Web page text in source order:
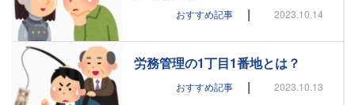
おすすめ記事 | 2023.10.14
労務管理の1丁目1番地とは？
おすすめ記事 | 2023.10.13